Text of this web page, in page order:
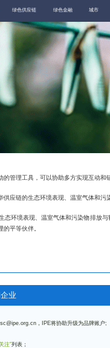
绿色供应链 绿色金融 城市
的管理工具，可以协助多方实现互动和
供应链的生态环境表现、温室气体和
态环境表现、温室气体和污染物排放
平等伙伴。
业
，IPE将协助升级为品牌账户;
注”列表；